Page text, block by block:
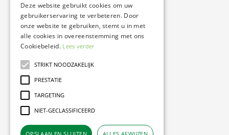
Deze website gebruikt cookies om uw
gebruikerservaring te verbeteren. Door
onze website te gebruiken, stemt u in met
alle cookies in overeenstemming met ons
Cookiebeleid. Lees verder
STRIKT NOODZAKELIJK
PRESTATIE
TARGETING
NIET-GECLASSIFICEERD